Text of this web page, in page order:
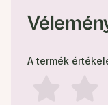
A termék